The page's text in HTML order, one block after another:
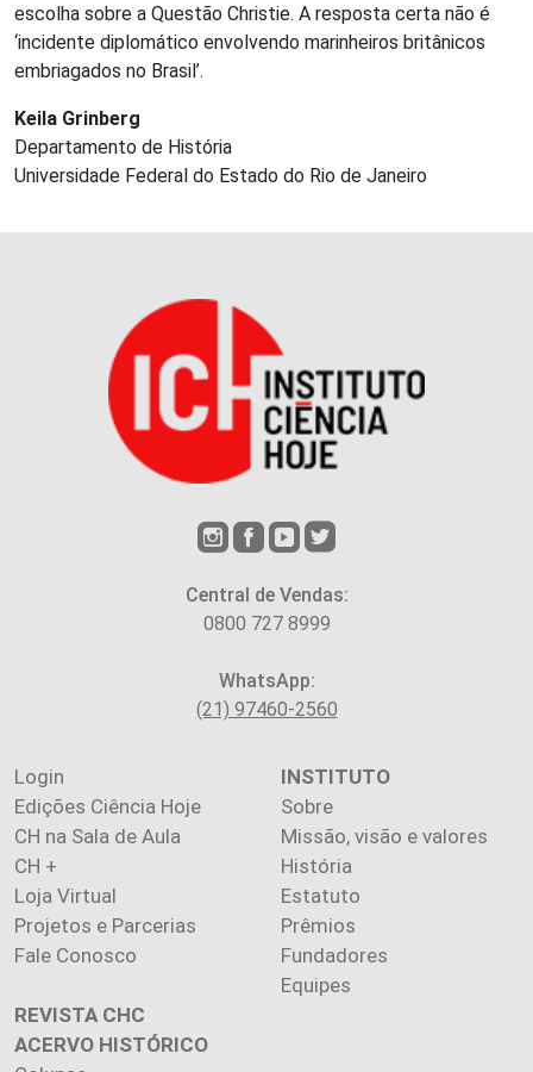
escolha sobre a Questão Christie. A resposta certa não é
‘incidente diplomático envolvendo marinheiros britânicos
embriagados no Brasil’.
Keila Grinberg
Departamento de História
Universidade Federal do Estado do Rio de Janeiro
Central de Vendas:
0800 727 8999
WhatsApp:
(21) 97460-2560
Login
Edições Ciência Hoje
CH na Sala de Aula
CH +
Loja Virtual
Projetos e Parcerias
Fale Conosco
INSTITUTO
Sobre
Missão, visão e valores
História
Estatuto
Prêmios
Fundadores
Equipes
REVISTA CHC
ACERVO HISTÓRICO